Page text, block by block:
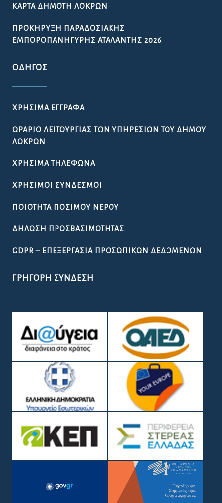
ΚΆΡΤΑ ΔΗΜΌΤΗ ΛΟΚΡΏΝ
ΠΡΟΚΉΡΥΞΗ ΠΑΡΑΔΟΣΙΑΚΉΣ
ΕΜΠΟΡΟΠΑΝΉΓΥΡΗΣ ΑΤΑΛΆΝΤΗΣ 2026
ΟΔΗΓΌΣ
ΧΡΉΣΙΜΑ ΈΓΓΡΑΦΑ
ΩΡΆΡΙΟ ΛΕΙΤΟΥΡΓΊΑΣ ΤΩΝ ΥΠΗΡΕΣΙΏΝ ΤΟΥ ΔΉΜΟΥ
ΛΟΚΡΏΝ
ΧΡΉΣΙΜΑ ΤΗΛΈΦΩΝΑ
ΧΡΉΣΙΜΟΙ ΣΎΝΔΕΣΜΟΙ
ΠΟΙΌΤΗΤΑ ΠΌΣΙΜΟΥ ΝΕΡΟΎ
ΔΉΛΩΣΗ ΠΡΟΣΒΑΣΙΜΌΤΗΤΑΣ
GDPR – ΕΠΕΞΕΡΓΑΣΙΑ ΠΡΟΣΩΠΙΚΩΝ ΔΕΔΟΜΕΝΩΝ
ΓΡΉΓΟΡΗ ΣΎΝΔΕΣΗ